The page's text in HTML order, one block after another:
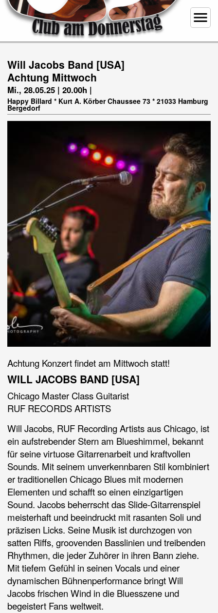
menu
Will Jacobs Band [USA]
Achtung Mittwoch
Mi., 28.05.25 | 20.00h |
Happy Billard * Kurt A. Körber Chaussee 73 * 21033 Hamburg
Bergedorf
Achtung Konzert findet am Mittwoch statt!
WILL JACOBS BAND [USA]
Chicago Master Class Guitarist
RUF RECORDS ARTISTS
Will Jacobs, RUF Recording Artists aus Chicago, ist
ein aufstrebender Stern am Blueshimmel, bekannt
für seine virtuose Gitarrenarbeit und kraftvollen
Sounds. Mit seinem unverkennbaren Stil kombiniert
er traditionellen Chicago Blues mit modernen
Elementen und schafft so einen einzigartigen
Sound. Jacobs beherrscht das Slide-Gitarrenspiel
meisterhaft und beeindruckt mit rasanten Soli und
präzisen Licks. Seine Musik ist durchzogen von
satten Riffs, groovenden Basslinien und treibenden
Rhythmen, die jeder Zuhörer in ihren Bann ziehe.
Mit tiefem Gefühl in seinen Vocals und einer
dynamischen Bühnenperformance bringt Will
Jacobs frischen Wind in die Bluesszene und
begeistert Fans weltweit.